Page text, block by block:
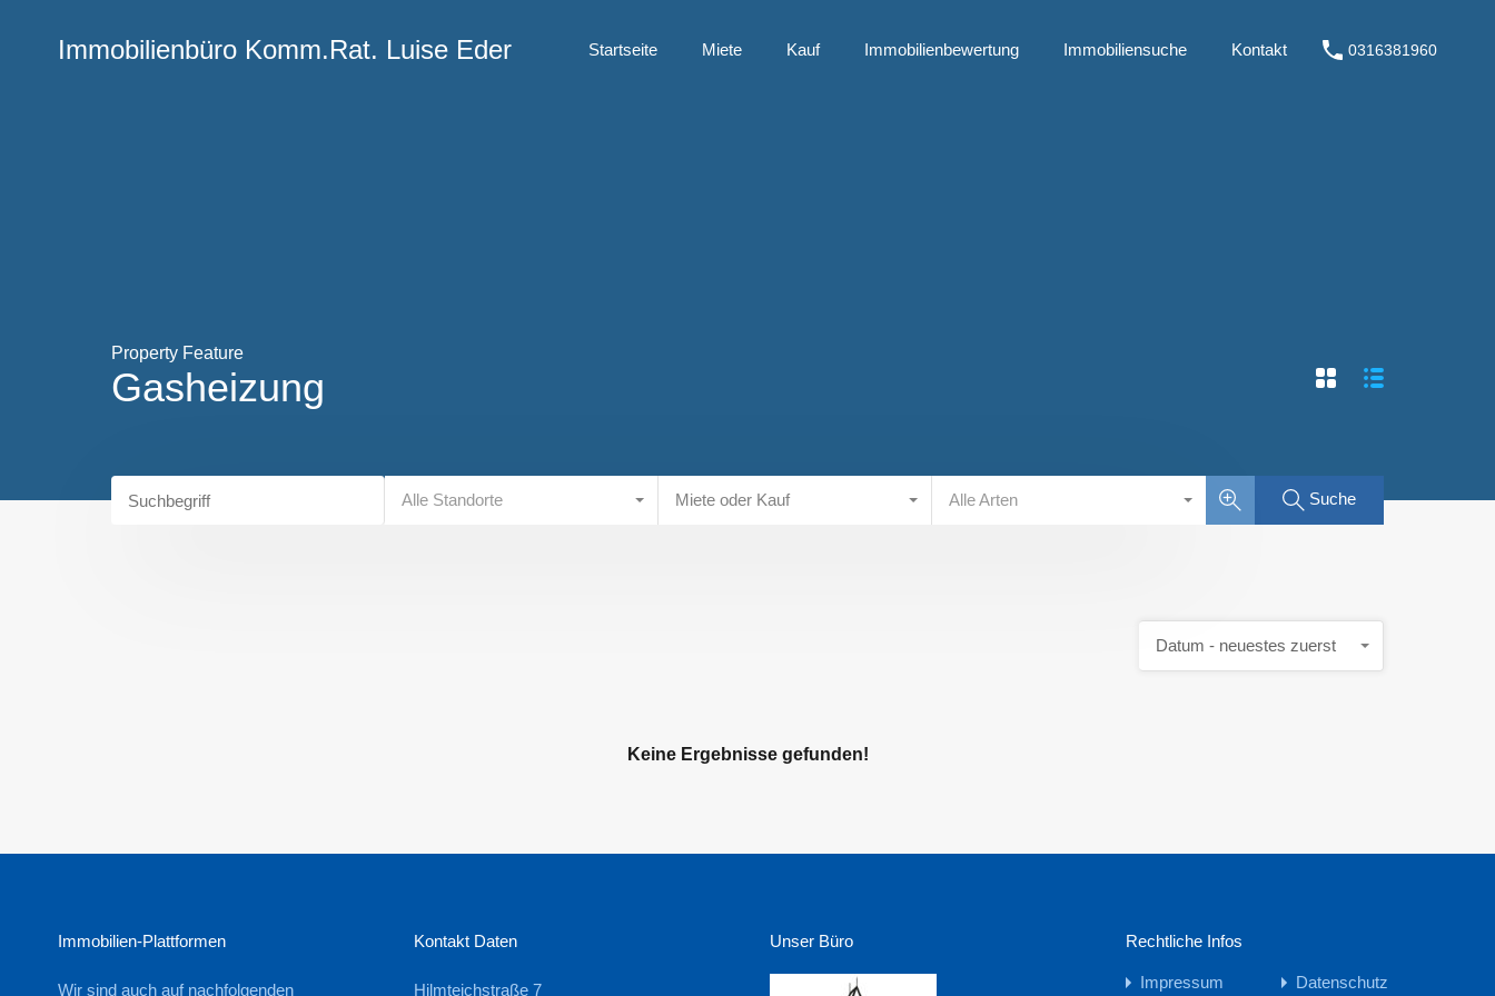
Komm.Rat.
Startseite Miete Kauf Immobilienbewertung Immobiliensuche Kontakt
Immobilienbüro Komm.Rat. Luise Eder Startseite Miete Kauf Immobilienbewertung Immobiliensuche Kontakt 0316381960
Property Feature
Gasheizung
Alle Standorte Miete oder Kauf Alle Arten Suche
Datum - neuestes zuerst
Keine Ergebnisse gefunden!
Immobilien-Plattformen
Wir sind auch auf nachfolgenden
Kontakt Daten
Hilmteichstraße 7
Unser Büro Rechtliche Infos
Impressum Datenschutz